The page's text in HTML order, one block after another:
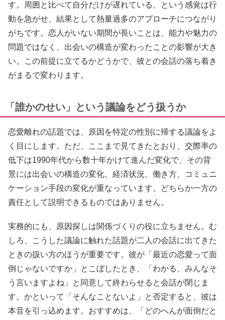
す。周囲と比べて自分だけが遅れている、という感覚は行
動を急がせ、結果として熱量過多のアプローチにつながり
がちです。恋人がいない期間が長いことは、能力や魅力の
問題ではなく、出会いの構造が変わったことの影響が大き
い。この前提に立てるかどうかで、彼との会話の落ち着き
がまるで変わります。
「誰かのせい」という議論をどう扱うか
恋愛離れの話題では、原因を特定の性別に帰する議論をよ
く目にします。ただ、ここまで見てきたとおり、交際率の
低下は1990年代から数十年かけて進んだ変化で、その背
景には出会いの構造の変化、経済状況、働き方、コミュニ
ケーション手段の変化が重なっています。どちらか一方の
責任として説明できるものではありません。
実務的にも、原因探しは関係づくりの役に立ちません。む
しろ、こうした議論に触れた話題が二人の会話に出てきた
ときの扱い方のほうが重要です。彼が「最近の恋愛って面
倒じゃないですか」とこぼしたとき、「わかる、みんなそ
う言いますよね」と同意して終わらせると会話が閉じま
す。かといって「そんなことないよ」と否定すると、彼は
本音を引っ込めます。おすすめは、「どのへんが面倒だと